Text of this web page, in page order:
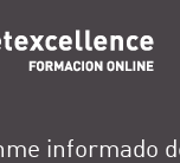
informado